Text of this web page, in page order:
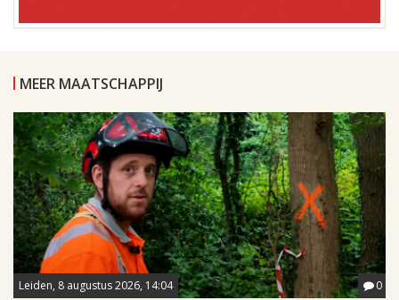
MEER MAATSCHAPPIJ
Leiden, 8 augustus 2026, 14:04 0